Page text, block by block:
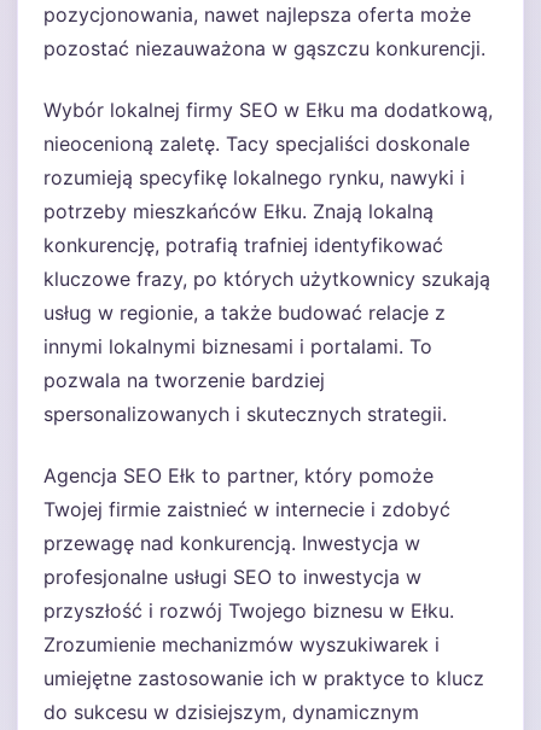
pozycjonowania, nawet najlepsza oferta może
pozostać niezauważona w gąszczu konkurencji.
Wybór lokalnej firmy SEO w Ełku ma dodatkową,
nieocenioną zaletę. Tacy specjaliści doskonale
rozumieją specyfikę lokalnego rynku, nawyki i
potrzeby mieszkańców Ełku. Znają lokalną
konkurencję, potrafią trafniej identyfikować
kluczowe frazy, po których użytkownicy szukają
usług w regionie, a także budować relacje z
innymi lokalnymi biznesami i portalami. To
pozwala na tworzenie bardziej
spersonalizowanych i skutecznych strategii.
Agencja SEO Ełk to partner, który pomoże
Twojej firmie zaistnieć w internecie i zdobyć
przewagę nad konkurencją. Inwestycja w
profesjonalne usługi SEO to inwestycja w
przyszłość i rozwój Twojego biznesu w Ełku.
Zrozumienie mechanizmów wyszukiwarek i
umiejętne zastosowanie ich w praktyce to klucz
do sukcesu w dzisiejszym, dynamicznym